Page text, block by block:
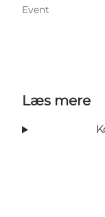
Event
Læs mere